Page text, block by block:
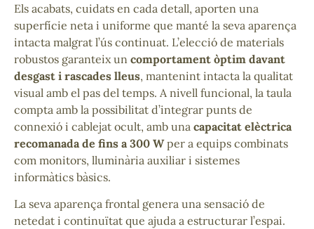
Els acabats, cuidats en cada detall, aporten una
superfície neta i uniforme que manté la seva aparença
intacta malgrat l’ús continuat. L’elecció de materials
robustos garanteix un comportament òptim davant
desgast i rascades lleus, mantenint intacta la qualitat
visual amb el pas del temps. A nivell funcional, la taula
compta amb la possibilitat d’integrar punts de
connexió i cablejat ocult, amb una capacitat elèctrica
recomanada de fins a 300 Wper a equips combinats
com monitors, lluminària auxiliar i sistemes
informàtics bàsics.
La seva aparença frontal genera una sensació de
netedat i continuïtat que ajuda a estructurar l’espai.